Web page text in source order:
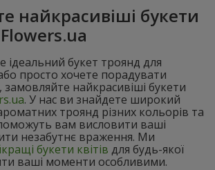
найкрасивіші букети
букет троянд для
просто хочете порадувати
найкрасивіші букети
. У нас ви знайдете широкий
троянд різних кольорів та
вам висловити ваші
незабутнє враження. Ми
букети квітів для будь-якої
ваші моменти особливими.